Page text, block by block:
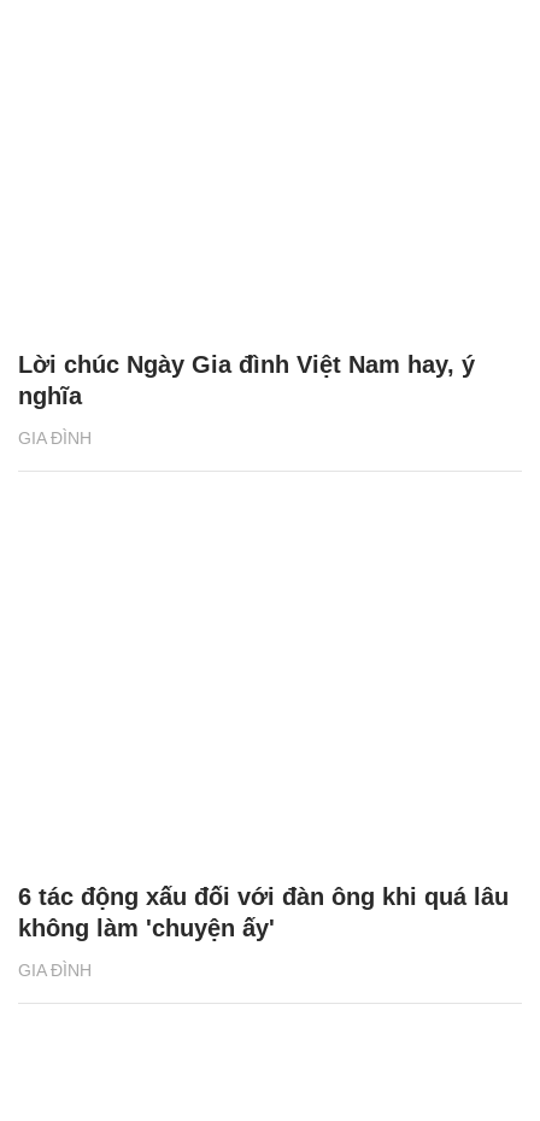
GIA ĐÌNH
Lời chúc Ngày Gia đình Việt Nam hay, ý
nghĩa
GIA ĐÌNH
6 tác động xấu đối với đàn ông khi quá lâu
không làm 'chuyện ấy'